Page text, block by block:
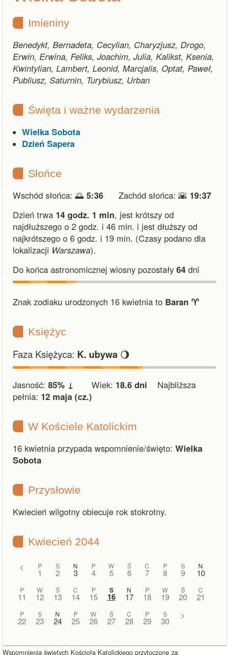
Imieniny
Benedykt, Bernadeta, Cecylian, Charyzjusz, Drogo,
Erwin, Erwina, Feliks, Joachim, Julia, Kalikst, Ksenia,
Kwintylian, Lambert, Leonid, Marcjalis, Optat, Paweł,
Publiusz, Saturnin, Turybiusz, Urban
Święta i ważne wydarzenia
Wielka Sobota
Dzień Sapera
Słońce
Wschód słońca: 🌅 5:36 Zachód słońca: 🌇 19:37
Dzień trwa 14 godz. 1 min, jest krótszy od
najdłuższego o 2 godz. i 46 min. i jest dłuższy od
najkrótszego o 6 godz. i 19 min. (Czasy podano dla
lokalizacji Warszawa).
Do końca astronomicznej wiosny pozostały 64 dni
Znak zodiaku urodzonych 16 kwietnia to Baran ♈︎
Księżyc
Faza Księżyca: K. ubywa 🌖
Jasność: 85% ↓ Wiek: 18.6 dni Najbliższa
pełnia: 12 maja (cz.)
W Kościele Katolickim
16 kwietnia przypada wspomnienie/święto: Wielka
Sobota
Przysłowie
Kwiecień wilgotny obiecuje rok stokrotny.
Kwiecień 2044
< P
1
S
2
N
3
P
4
W
5
Ś
6
C
7
P
8
S
9
N
10
P
11
W
12
Ś
13
C
14
P
15
S
16
N
17
P
18
W
19
Ś
20
C
21
P
22
S
23
N
24
P
25
W
26
Ś
27
C
28
P
29
S
30
>
Wspomnienia świętych Kościoła Katolickiego przytoczone za